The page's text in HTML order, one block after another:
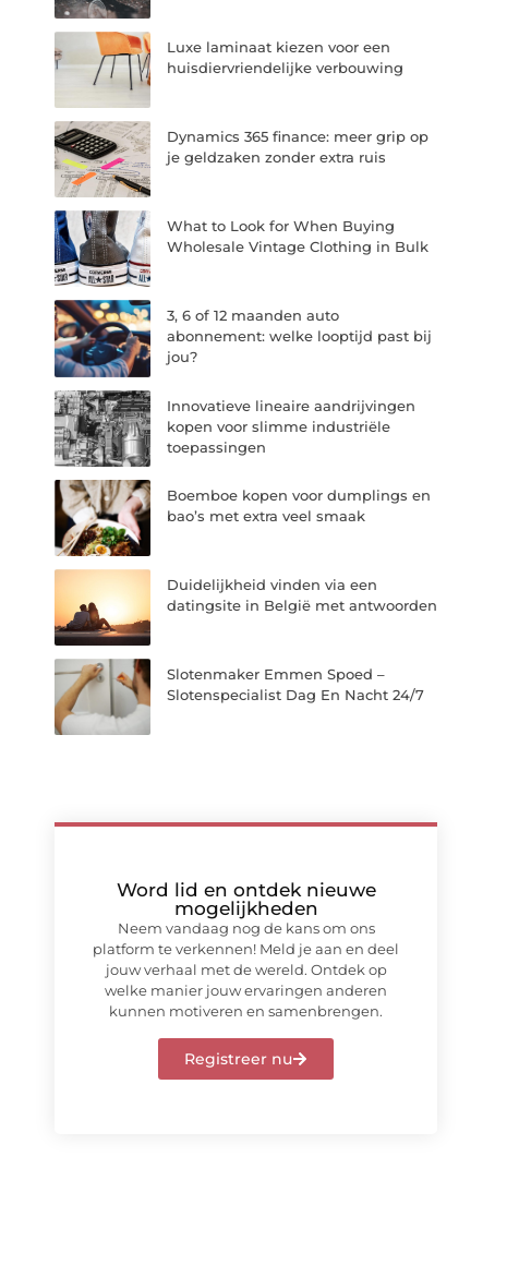
Luxe laminaat kiezen voor een
huisdiervriendelijke verbouwing
Dynamics 365 finance: meer grip op
je geldzaken zonder extra ruis
What to Look for When Buying
Wholesale Vintage Clothing in Bulk
3, 6 of 12 maanden auto
abonnement: welke looptijd past bij
jou?
Innovatieve lineaire aandrijvingen
kopen voor slimme industriële
toepassingen
Boemboe kopen voor dumplings en
bao’s met extra veel smaak
Duidelijkheid vinden via een
datingsite in België met antwoorden
Slotenmaker Emmen Spoed –
Slotenspecialist Dag En Nacht 24/7
Word lid en ontdek nieuwe
mogelijkheden
Neem vandaag nog de kans om ons
platform te verkennen! Meld je aan en deel
jouw verhaal met de wereld. Ontdek op
welke manier jouw ervaringen anderen
kunnen motiveren en samenbrengen.
Registreer nu